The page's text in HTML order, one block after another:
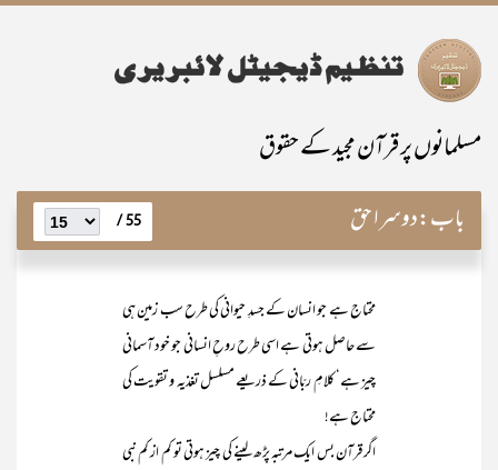
مسلمانوں پر قرآن مجید کے حقوق
باب:دوسرا حق 55 /
محتاج ہے جو انسان کے جسدِ حیوانی کی طرح سب زمین ہی
سے حاصل ہوتی ہے اسی طرح روحِ انسانی جو خود آسمانی
چیز ہے‘ کلامِ ربّانی کے ذریعے مسلسل تغذیہ و تقویت کی
محتاج ہے!
اگر قرآن بس ایک مرتبہ پڑھ لینے کی چیز ہوتی تو کم از کم نبی